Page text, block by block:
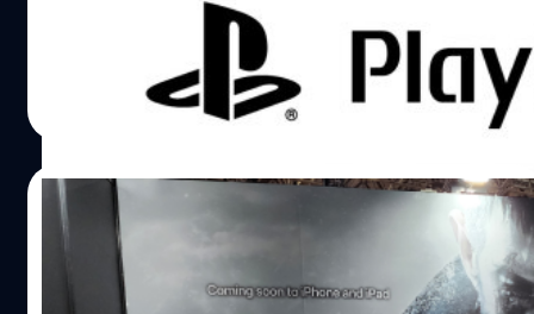
คอนโซล PS6, PS7, PS8, PS9 และ PS10 ในประเทศญี่ปุ่น
กรณ์รัฐภาส ธนวัตไชยศรี | 994 days ago
22/09/2023
ลองเล่น Resident Evil Village บน iPad Pro
ก่อนใคร! ได้ประสบการณ์เทียบเท่าคอนโซล!